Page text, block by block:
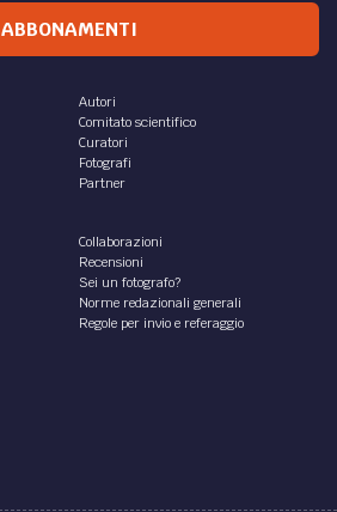
ABBONAMENTI
Autori
Comitato scientifico
Curatori
Fotografi
Partner
Collaborazioni
Recensioni
Sei un fotografo?
Norme redazionali generali
Regole per invio e referaggio